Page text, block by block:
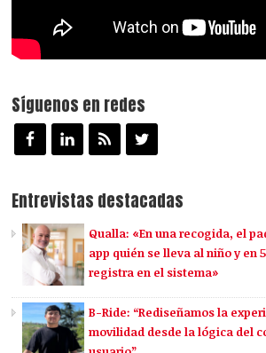
Síguenos en redes
Entrevistas destacadas
Qualla: «En una recogida, el
app quién se lleva al niño y en
registra en el sistema»
B-Ride: “Rediseñamos la
movilidad desde la lógica del